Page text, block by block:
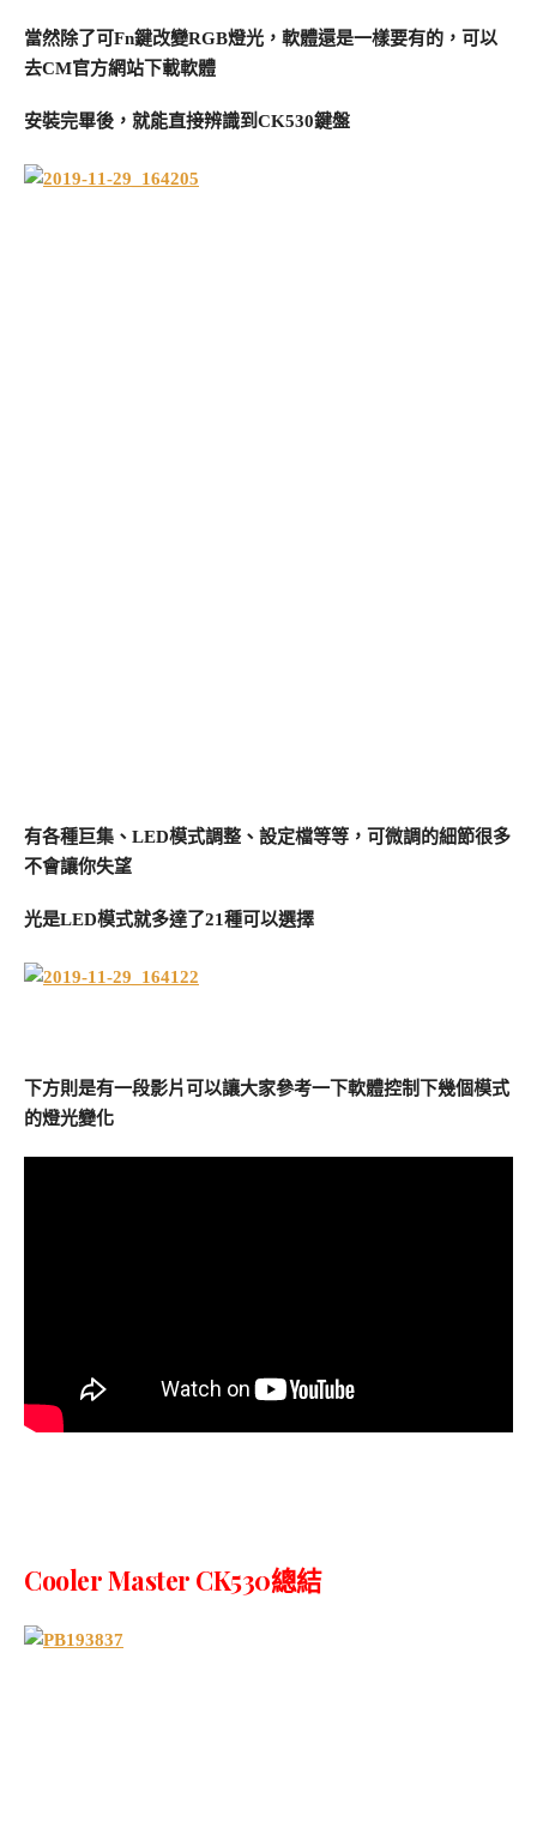
當然除了可Fn鍵改變RGB燈光，軟體還是一樣要有的，可以
去CM官方網站下載軟體
安裝完畢後，就能直接辨識到CK530鍵盤
有各種巨集、LED模式調整、設定檔等等，可微調的細節很多
不會讓你失望
光是LED模式就多達了21種可以選擇
下方則是有一段影片可以讓大家參考一下軟體控制下幾個模式
的燈光變化
Cooler Master CK530總結